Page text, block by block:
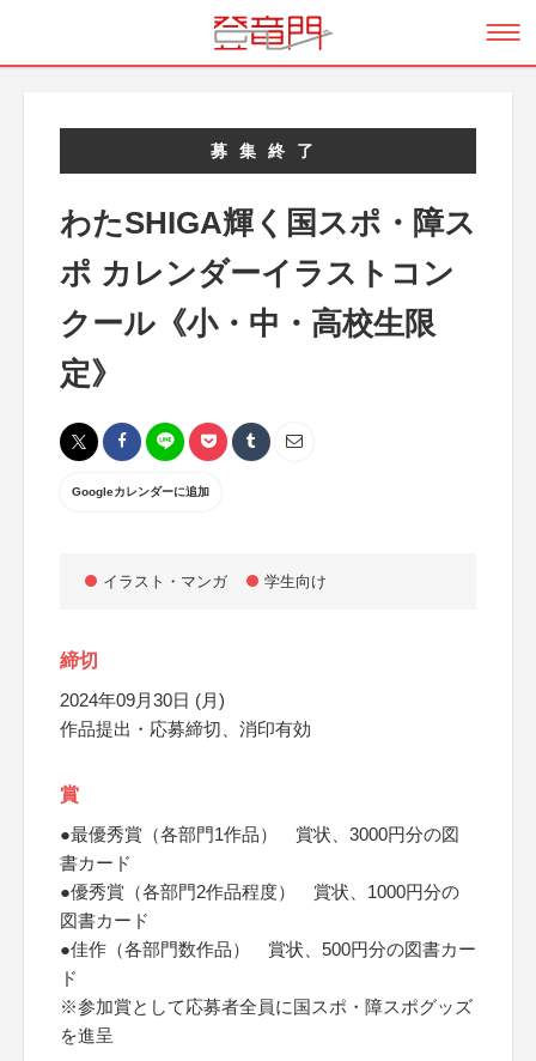
募集終了
わたSHIGA輝く国スポ・障ス
ポ カレンダーイラストコン
クール《小・中・高校生限
定》
Googleカレンダーに追加
イラスト・マンガ 学生向け
締切
2024年09月30日 (月)
作品提出・応募締切、消印有効
賞
●最優秀賞（各部門1作品） 賞状、3000円分の図
書カード
●優秀賞（各部門2作品程度） 賞状、1000円分の
図書カード
●佳作（各部門数作品） 賞状、500円分の図書カー
ド
※参加賞として応募者全員に国スポ・障スポグッズ
を進呈